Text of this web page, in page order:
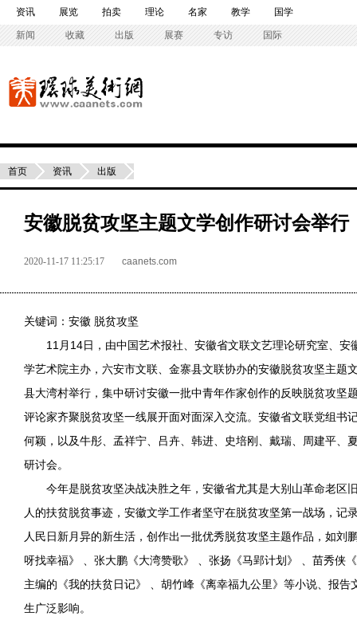
资讯 展览 拍卖 理论 名家 教学 国学
新闻 收藏 出版 展赛 专访 国际
首页 资讯 出版
安徽脱贫攻坚主题文学创作研讨会举行
2020-11-17 11:25:17 caanets.com
关键词： 安徽 脱贫攻坚
11月14日，由中国艺术报社、 安徽省文联文艺理论研究室、安
学艺术院主办，六安市文联、金寨县文联协办的安徽脱贫攻坚主题
县大湾村举行，集中研讨安徽一批中青年作家创作的反映脱贫攻坚
评论家齐聚脱贫攻坚一线展开面对面深入交流。安徽省文联党组书
何颖，以及牛彤、孟祥宁、吕卉、韩进、史培刚、戴瑞、周建平、
研讨会。
今年是脱贫攻坚决战决胜之年，安徽省尤其是大别山革命老区
人的扶贫脱贫事迹，安徽文学工作者坚守在脱贫攻坚第一战场，记
人民日新月异的新生活，创作出一批优秀脱贫攻坚主题作品，如刘
呀找幸福》 、张大鹏《大湾赞歌》 、张扬《马郢计划》 、苗秀侠
主编的《我的扶贫日记》 、胡竹峰《离幸福九公里》等小说、报告
生广泛影响。